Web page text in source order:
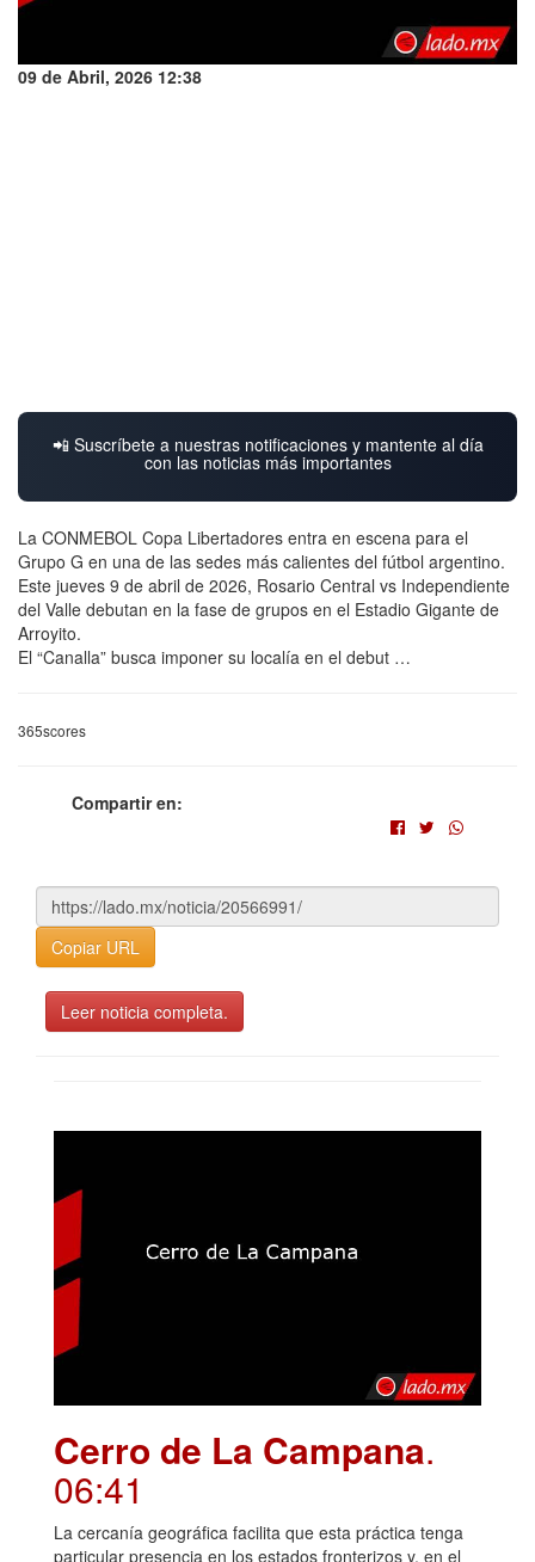
09 de Abril, 2026 12:38
📲 Suscríbete a nuestras notificaciones y mantente al día
con las noticias más importantes
La CONMEBOL Copa Libertadores entra en escena para el
Grupo G en una de las sedes más calientes del fútbol argentino.
Este jueves 9 de abril de 2026, Rosario Central vs Independiente
del Valle debutan en la fase de grupos en el Estadio Gigante de
Arroyito.
El “Canalla” busca imponer su localía en el debut …
365scores
Compartir en:
Copiar URL
Leer noticia completa.
Cerro de La Campana.
06:41
La cercanía geográfica facilita que esta práctica tenga
particular presencia en los estados fronterizos y, en el